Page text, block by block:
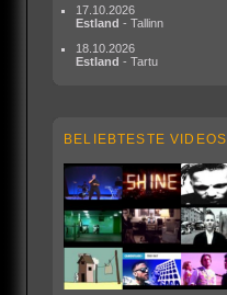
17.10.2026
Estland - Tallinn
18.10.2026
Estland - Tartu
BELIEBTESTE VIDEOS